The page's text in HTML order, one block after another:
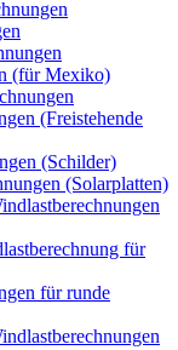
(für Mexiko)
(Freistehende
(Schilder)
(Solarplatten)
für
für runde